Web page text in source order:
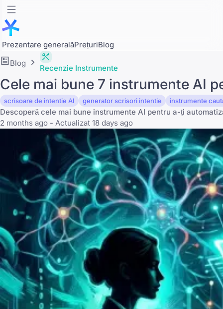
Prezentare generalăPrețuriBlog
Blog
Recenzie Instrumente
Cele mai bune 7 instrumente AI
scrisoare de intentie AI generator scrisori intentie instrumente
Descoperă cele mai bune instrumente AI pentru a-ți
2 months ago - Actualizat 18 days ago